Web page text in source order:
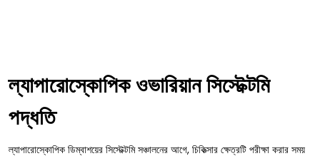
ল্যাপারোস্কোপিক ওভারিয়ান সিস্টেক্টমি
পদ্ধতি
ল্যাপারোস্কোপিক ডিম্বাশয়ের সিস্টেক্টমি সঞ্চালনের আগে, চিকিত্সার ক্ষেত্রটি পরীক্ষা করার সময়